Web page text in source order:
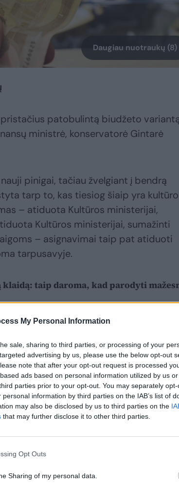
My Personal Information
sale, sharing to third parties, or processing of your
advertising by us, please use the below opt-out
note that after your opt-out request is processed
ads based on personal information utilized by us
parties prior to your opt-out. You may separately
information by third parties on the IAB’s list of
may also be disclosed by us to third parties on the
that may further disclose it to other third parties.
Opt Outs
Sharing of my personal data.
Daugiau nuotraukų (8)
patobulintą biudžeto
ministrė, konservatorė Gintarė
pinigai, tačiau žvelgiant į bendrą
tarp to, kas tiesiog šiaip yra
– atiduota Kultūros ministerijai,
Kultūros ministerijai, sumažinti
– asignavimai taip pat atiduoti
tarpusavyje.
taip daroma, kad parodyti